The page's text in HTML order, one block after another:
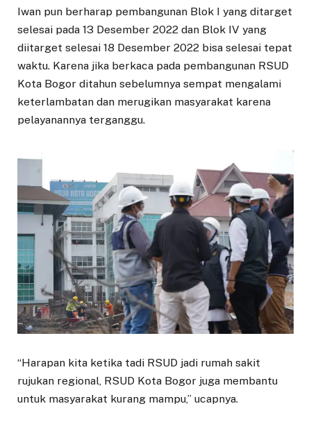
Iwan pun berharap pembangunan Blok I yang ditarget
selesai pada 13 Desember 2022 dan Blok IV yang
diitarget selesai 18 Desember 2022 bisa selesai tepat
waktu. Karena jika berkaca pada pembangunan RSUD
Kota Bogor ditahun sebelumnya sempat mengalami
keterlambatan dan merugikan masyarakat karena
pelayanannya terganggu.
“Harapan kita ketika tadi RSUD jadi rumah sakit
rujukan regional, RSUD Kota Bogor juga membantu
untuk masyarakat kurang mampu,” ucapnya.